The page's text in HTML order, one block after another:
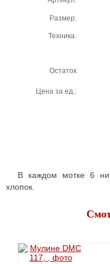
Размер:
Техника:
Остаток
Цена за ед.:
В каждом мотке 6
хлопок.